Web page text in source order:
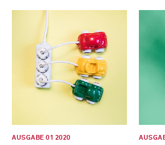
AUSGABE 01 2020